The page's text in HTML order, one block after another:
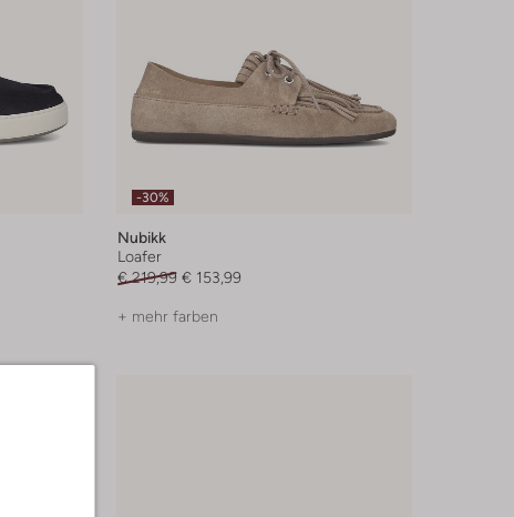
-30%
Nubikk
Loafer
€ 219,99 € 153,99
+ mehr farben